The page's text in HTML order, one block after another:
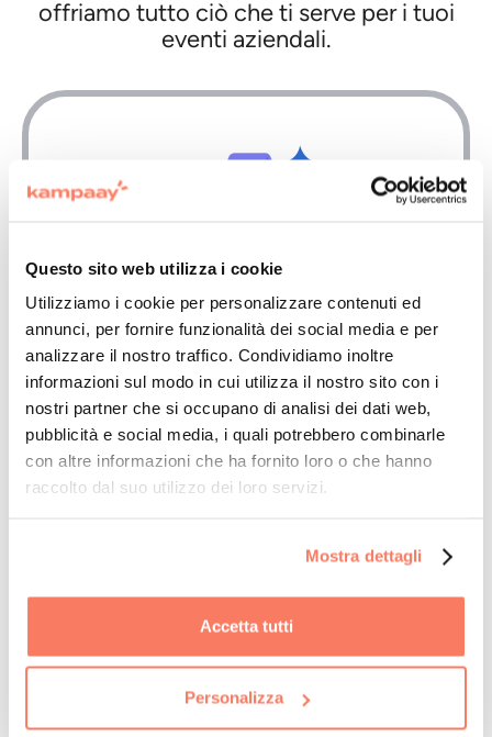
Questo sito web utilizza i cookie
Utilizziamo i cookie per personalizzare contenuti ed
annunci, per fornire funzionalità dei social media e per
analizzare il nostro traffico. Condividiamo inoltre
informazioni sul modo in cui utilizza il nostro sito con i
nostri partner che si occupano di analisi dei dati web,
pubblicità e social media, i quali potrebbero combinarle
con altre informazioni che ha fornito loro o che hanno
raccolto dal suo utilizzo dei loro servizi.
Mostra dettagli
Accetta tutti
Personalizza
offriamo tutto ciò che ti serve per i tuoi
eventi aziendali.
Grandi
eventi,
zero pensieri
Affida al nostro team la
realizzazione dei tuoi eventi più
importanti: dall'ideazione al successo
finale.
